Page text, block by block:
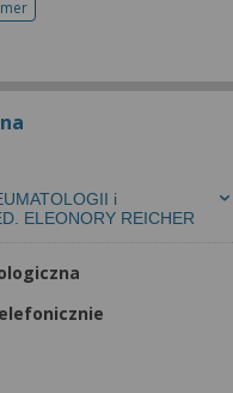
do rejestracji
i
ELEONORY REICHER